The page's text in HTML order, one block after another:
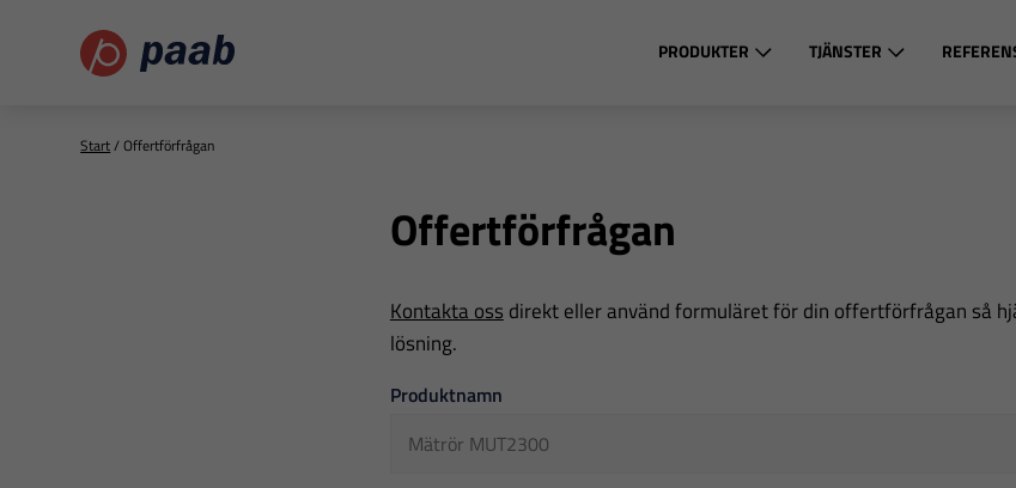
PRODUKTER TJÄNSTER
Start/Offertförfrågan
Offertförfrågan
Kontakta oss direkt eller använd formuläret för din offertförfrågan så
lösning.
Offertförfrågan
Produktnamn